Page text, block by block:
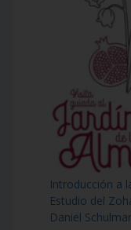
Introducción a
Estudio del
Daniel